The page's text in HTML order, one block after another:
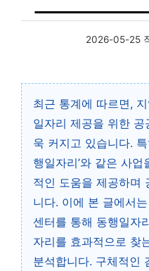
2026-05-25
최근 통계에 따르면,
일자리 제공을 위한
욱 커지고 있습니다.
행일자리’와 같은 사
적인 도움을 제공하며
니다. 이에 본 글에서
센터를 통해 동행일자
자리를 효과적으로 찾
분석합니다. 구체적인